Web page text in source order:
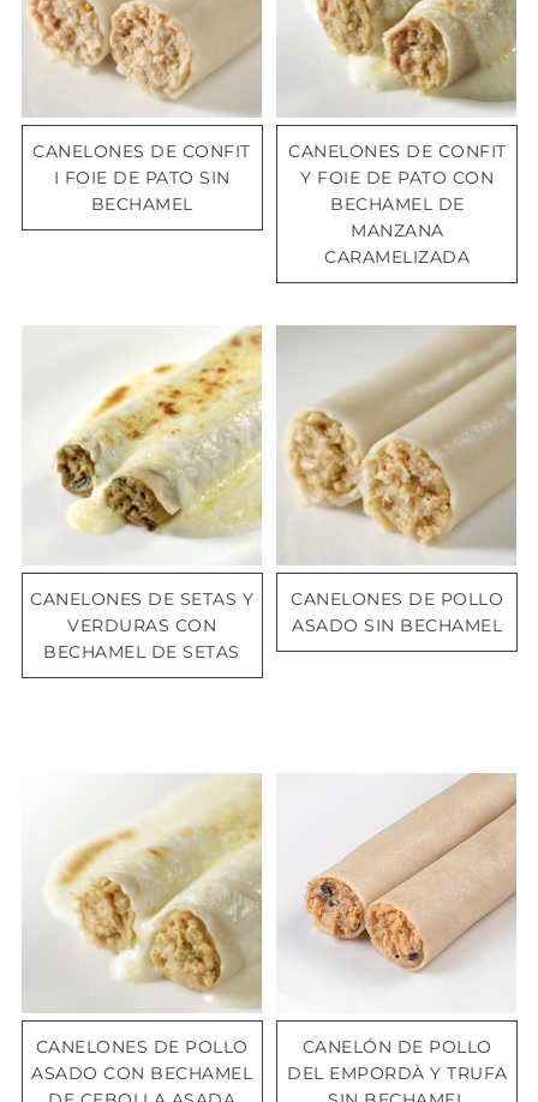
CANELONES DE CONFIT
I FOIE DE PATO SIN
BECHAMEL
CANELONES DE CONFIT
Y FOIE DE PATO CON
BECHAMEL DE
MANZANA
CARAMELIZADA
CANELONES DE SETAS Y
VERDURAS CON
BECHAMEL DE SETAS
CANELONES DE POLLO
ASADO SIN BECHAMEL
CANELONES DE POLLO
ASADO CON BECHAMEL
CANELÓN DE POLLO
DEL EMPORDÀ Y TRUFA